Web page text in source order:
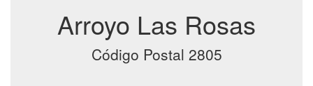
Arroyo Las Rosas
Código Postal 2805